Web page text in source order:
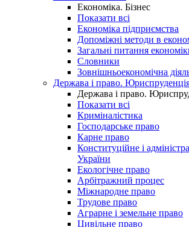
Економіка. Бізнес
Показати всі
Економіка підприємства
Допоміжні методи в
Загальні питання
Словники
Зовнішньоекономічна
Держава і право.
Держава і право.
Показати всі
Криміналістика
Господарське право
Карне право
Конституційне і
України
Екологічне право
Арбітражний процес
Міжнародне право
Трудове право
Аграрне і земельне право
Цивільне право